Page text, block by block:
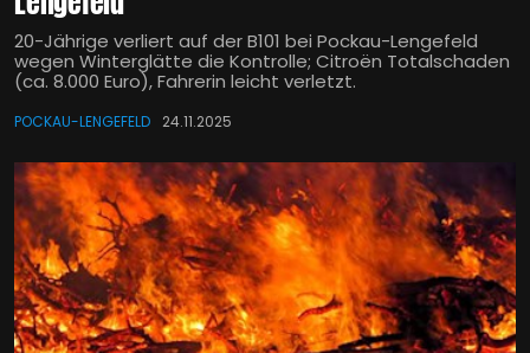
20-Jährige verliert auf der B101 bei Pockau-Lengefeld
wegen Winterglätte die Kontrolle; Citroën Totalschaden
(ca. 8.000 Euro), Fahrerin leicht verletzt.
POCKAU-LENGEFELD 24.11.2025